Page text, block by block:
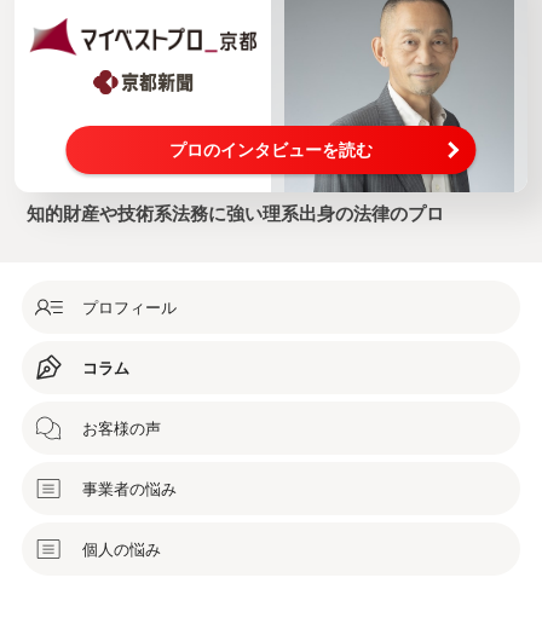
プロのインタビューを読む
知的財産や技術系法務に強い理系出身の法律のプロ
プロフィール
コラム
お客様の声
事業者の悩み
個人の悩み